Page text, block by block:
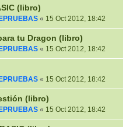
(libro)
« 15 Oct 2012, 18:42
tu Dragon (libro)
« 15 Oct 2012, 18:42
« 15 Oct 2012, 18:42
(libro)
« 15 Oct 2012, 18:42